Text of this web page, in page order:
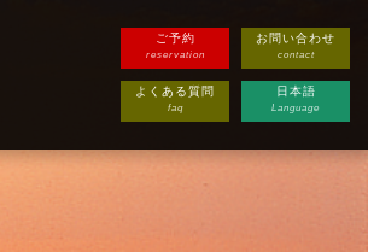
ご予約
reservation
お問い合わせ
contact
よくある質問
faq
日本語
Language